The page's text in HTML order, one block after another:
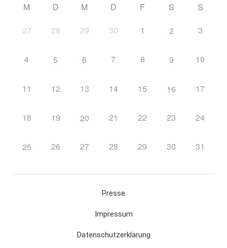
M D M D F S S
27 28 29 30 1 2 3
4 5 6 7 8 9 10
11 12 13 14 15 16 17
18 19 20 21 22 23 24
25 26 27 28 29 30 31
Presse
Impressum
Datenschutzerklärung